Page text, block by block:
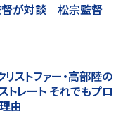
督が対談 松宗監督
ストファー・高部陸の
トレート それでもプロ
由